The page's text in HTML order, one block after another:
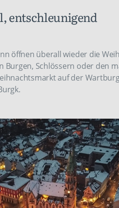
entschleunigend
öffnen überall wieder die
Burgen, Schlössern oder den
auf der